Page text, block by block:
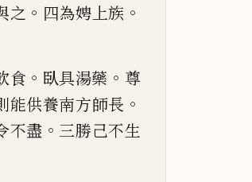
之 。 四為娉上族 。
食 。 臥具湯藥 。 尊
能供養南方師長 。
不盡 。 三勝己不生